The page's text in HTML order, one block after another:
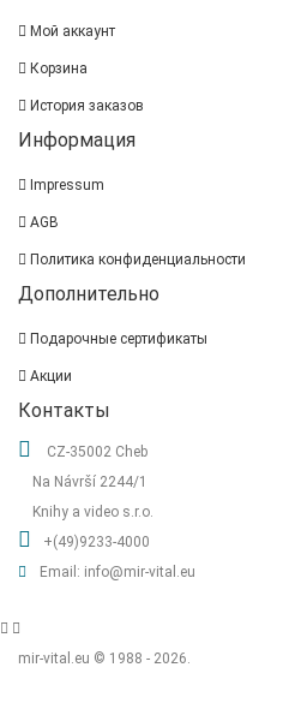
Мой аккаунт
Корзина
История заказов
Информация
Impressum
AGB
Политика конфиденциальности
Дополнительно
Подарочные сертификаты
Акции
Контакты
CZ-35002 Cheb
Na Návrší 2244/1
Knihy a video s.r.o.
+(49)9233-4000
Email: info@mir-vital.eu
mir-vital.eu © 1988 - 2026.